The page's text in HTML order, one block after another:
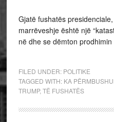
Gjatë fushatës
marrëveshje është një
në dhe se dëmton
FILED UNDER: POLITIKE
TAGGED WITH: KA
TRUMP, TË FUSHATËS